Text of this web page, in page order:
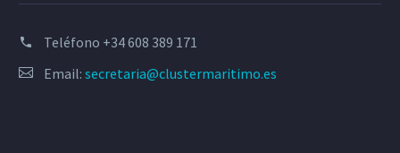
Teléfono +34 608 389 171
Email: secretaria@clustermaritimo.es